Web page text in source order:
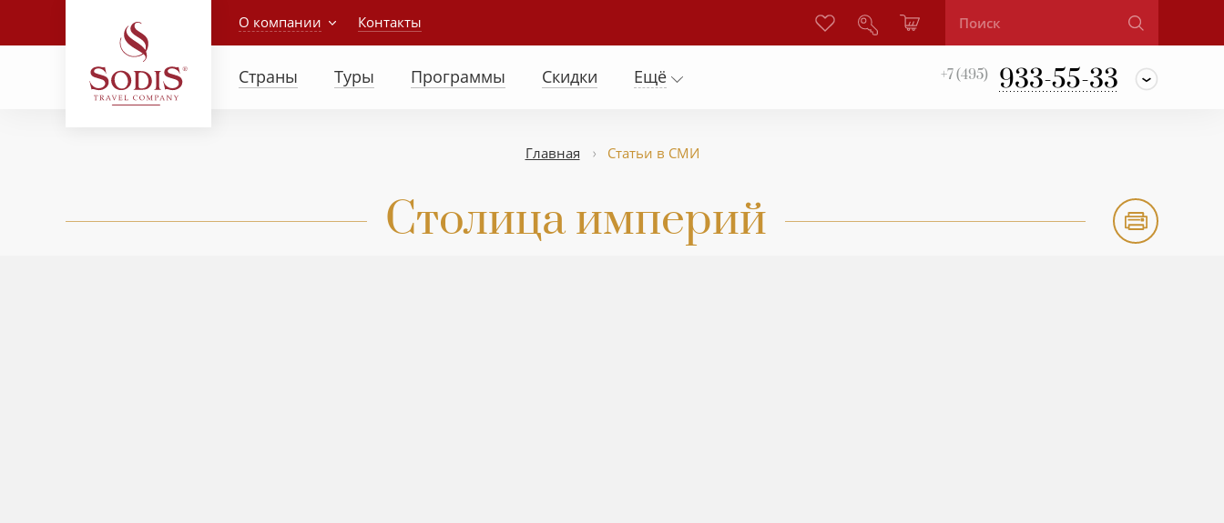
О компании Контакты
Страны Туры Программы Скидки Ещё +7 (495) 933-55-33
Главная Статьи в СМИ
Столица империй